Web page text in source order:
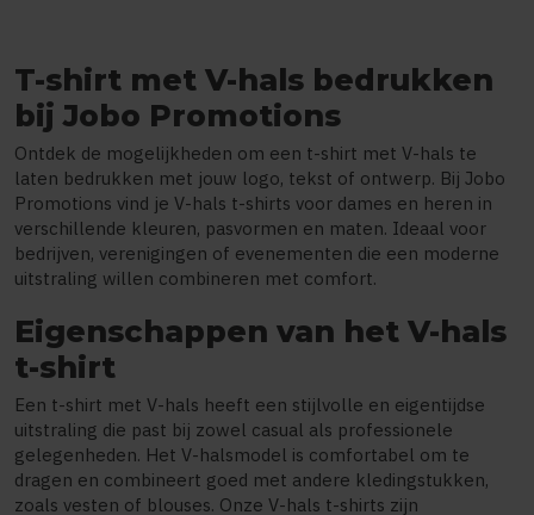
T-shirt met V-hals bedrukken
bij Jobo Promotions
Ontdek de mogelijkheden om een t-shirt met V-hals te
laten bedrukken met jouw logo, tekst of ontwerp. Bij Jobo
Promotions vind je V-hals t-shirts voor dames en heren in
verschillende kleuren, pasvormen en maten. Ideaal voor
bedrijven, verenigingen of evenementen die een moderne
uitstraling willen combineren met comfort.
Eigenschappen van het V-hals
t-shirt
Een t-shirt met V-hals heeft een stijlvolle en eigentijdse
uitstraling die past bij zowel casual als professionele
gelegenheden. Het V-halsmodel is comfortabel om te
dragen en combineert goed met andere kledingstukken,
zoals vesten of blouses. Onze V-hals t-shirts zijn